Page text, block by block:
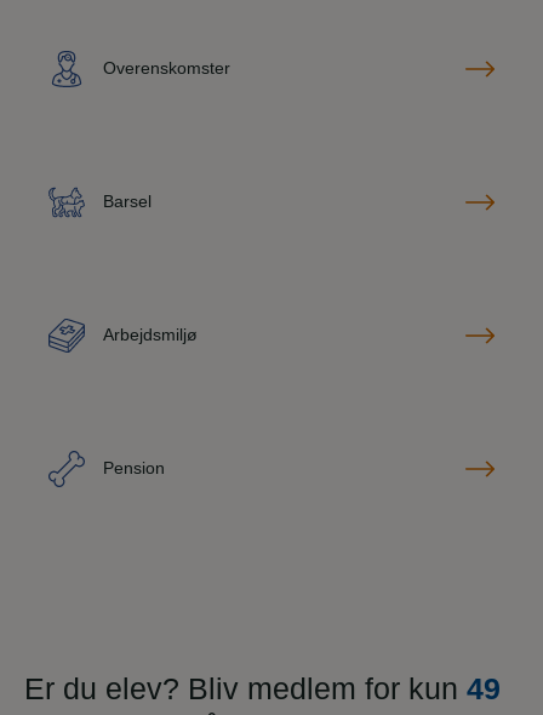
Overenskomster
Barsel
Arbejdsmiljø
Pension
Er du elev? Bliv medlem for kun 49